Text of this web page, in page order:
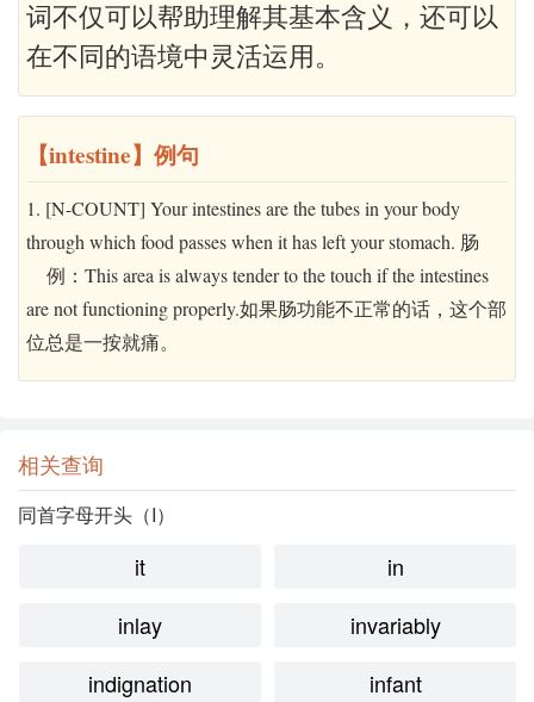
相关查询
同首字母开头（I）
it
in
inlay
invariably
indignation
infant
词不仅可以帮助理解其基本含义，还可以
在不同的语境中灵活运用。
【intestine】例句
1. [N-COUNT] Your intestines are the tubes in your body
through which food passes when it has left your stomach. 肠
例：This area is always tender to the touch if the intestines
are not functioning properly.如果肠功能不正常的话，这个部
位总是一按就痛。